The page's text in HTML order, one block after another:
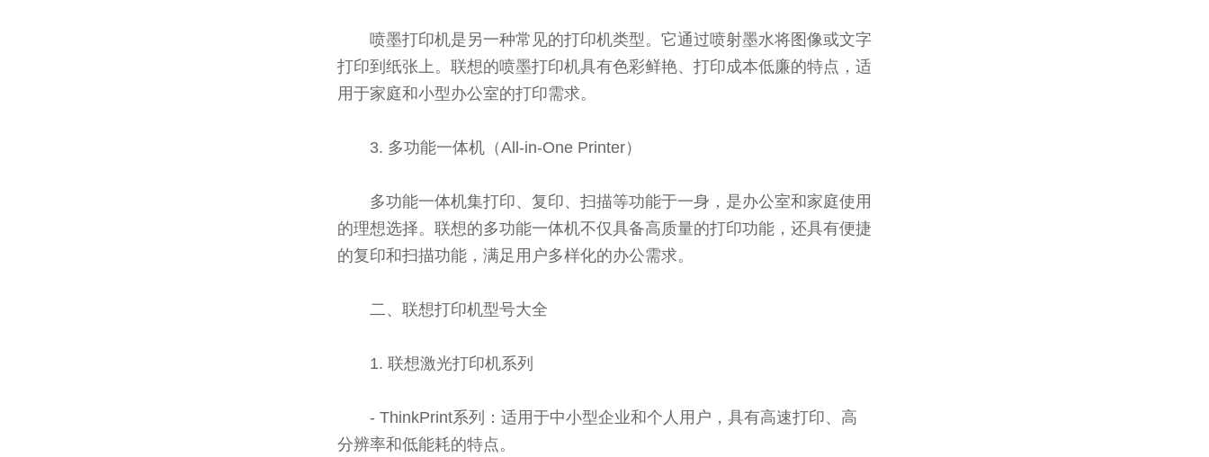
喷墨打印机是另一种常见的打印机类型。它通过喷射墨水将图像或文字
打印到纸张上。联想的喷墨打印机具有色彩鲜艳、打印成本低廉的特点，适
用于家庭和小型办公室的打印需求。
3. 多功能一体机（All-in-One Printer）
多功能一体机集打印、复印、扫描等功能于一身，是办公室和家庭使用
的理想选择。联想的多功能一体机不仅具备高质量的打印功能，还具有便捷
的复印和扫描功能，满足用户多样化的办公需求。
二、联想打印机型号大全
1. 联想激光打印机系列
- ThinkPrint系列：适用于中小型企业和个人用户，具有高速打印、高
分辨率和低能耗的特点。